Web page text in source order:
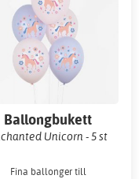
Ballongbukett
Unicorn - 5 st
Fina ballonger till